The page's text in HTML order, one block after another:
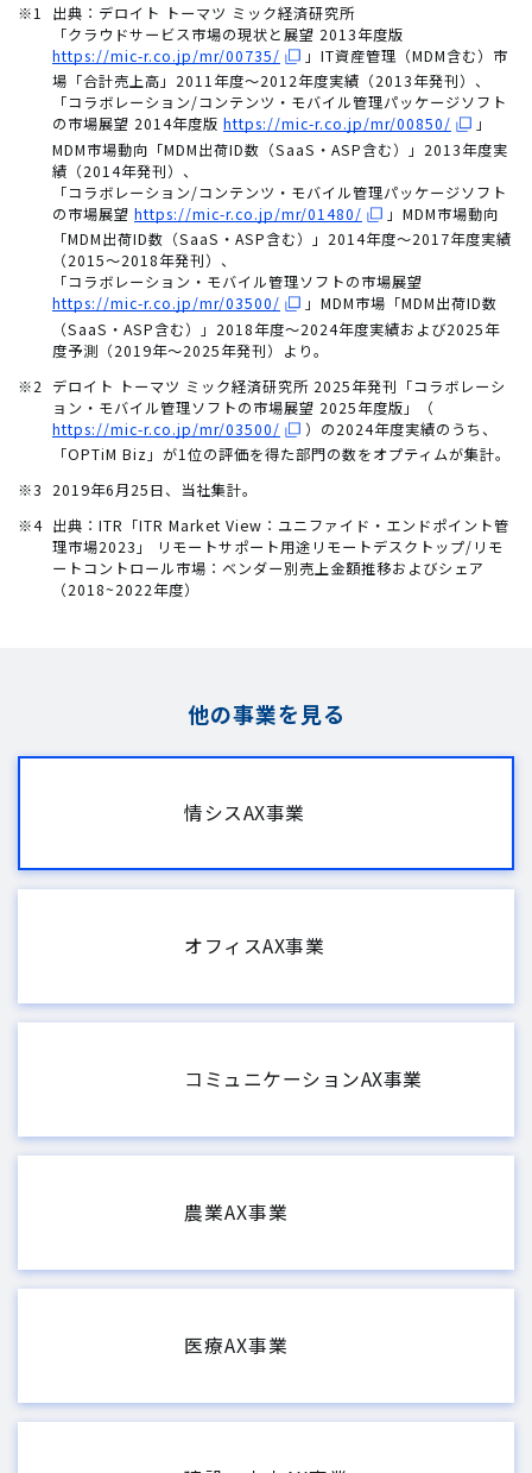
※1
出典：デロイト トーマツ ミック経済研究所
「クラウドサービス市場の現状と展望 2013年度版
https://mic-r.co.jp/mr/00735/
」IT資産管理（MDM含む）市
場「合計売上高」2011年度～2012年度実績（2013年発刊）、
「コラボレーション/コンテンツ・モバイル管理パッケージソフト
の市場展望 2014年度版 https://mic-r.co.jp/mr/00850/
」
MDM市場動向「MDM出荷ID数（SaaS・ASP含む）」2013年度実
績（2014年発刊）、
「コラボレーション/コンテンツ・モバイル管理パッケージソフト
の市場展望 https://mic-r.co.jp/mr/01480/
」MDM市場動向
「MDM出荷ID数（SaaS・ASP含む）」2014年度〜2017年度実績
（2015～2018年発刊）、
「コラボレーション・モバイル管理ソフトの市場展望
https://mic-r.co.jp/mr/03500/
」MDM市場「MDM出荷ID数
（SaaS・ASP含む）」2018年度～2024年度実績および2025年
度予測（2019年〜2025年発刊）より。
※2 デロイト トーマツ ミック経済研究所 2025年発刊「コラボレーシ
ョン・モバイル管理ソフトの市場展望 2025年度版」（
https://mic-r.co.jp/mr/03500/
）の2024年度実績のうち、
「OPTiM Biz」が1位の評価を得た部門の数をオプティムが集計。
※3 2019年6月25日、当社集計。
※4 出典：ITR「ITR Market View：ユニファイド・エンドポイント管
理市場2023」 リモートサポート用途リモートデスクトップ/リモ
ートコントロール市場：ベンダー別売上金額推移およびシェア
（2018~2022年度）
他の事業を見る
情シスAX事業
オフィスAX事業
コミュニケーションAX事業
農業AX事業
医療AX事業